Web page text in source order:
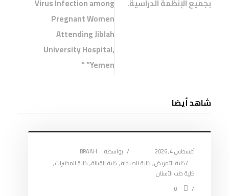
Virus Infection among
Pregnant Women
Attending Jiblah
University Hospital,
Yemen” “
بجميع الإنظمة الدراسية.
شاهد أيضا
أغسطس 4, 2026 بواسطة
BRAAH
كلية التمريض, كلية الصيدلة, كلية القبالة, كلية المختبرات,
كلية طب الأسنان
0